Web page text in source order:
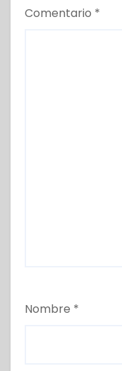
Comentario *
Nombre *